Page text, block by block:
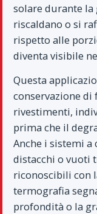
solare durante la
riscaldano o si
rispetto alle
diventa visibile
Questa
conservazione
rivestimenti,
prima che il
Anche i sistemi a
distacchi o vuoti
riconoscibili con
termografia
profondità o la